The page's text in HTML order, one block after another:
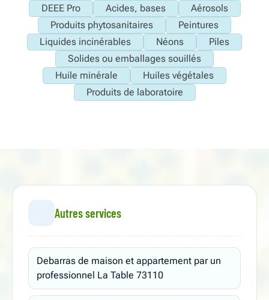
DEEE Pro
Acides, bases
Aérosols
Produits phytosanitaires
Peintures
Liquides incinérables
Néons
Piles
Solides ou emballages souillés
Huile minérale
Huiles végétales
Produits de laboratoire
Autres services
Debarras de maison et appartement par un
professionnel La Table 73110